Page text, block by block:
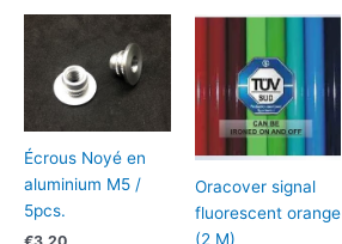
Écrous Noyé en
aluminium M5 /
5pcs.
Oracover signal
fluorescent orange
(2 M)